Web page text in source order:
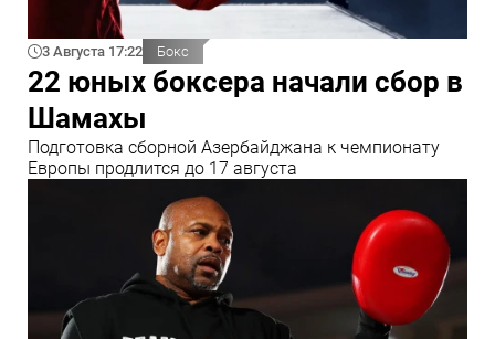
3 Августа 17:22 Бокс
22 юных боксера начали сбор в
Шамахы
Подготовка сборной Азербайджана к чемпионату
Европы продлится до 17 августа